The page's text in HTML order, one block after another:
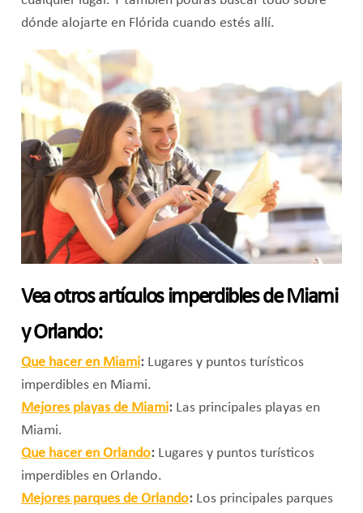
dónde alojarte en Flórida cuando estés allí.
Vea otros artículos imperdibles de Miami
y Orlando:
Que hacer en Miami:Lugares y puntos turísticos
imperdibles en Miami.
Mejores playas de Miami:Las principales playas en
Miami.
Que hacer en Orlando:Lugares y puntos turísticos
imperdibles en Orlando.
Mejores parques de Orlando:Los principales parques